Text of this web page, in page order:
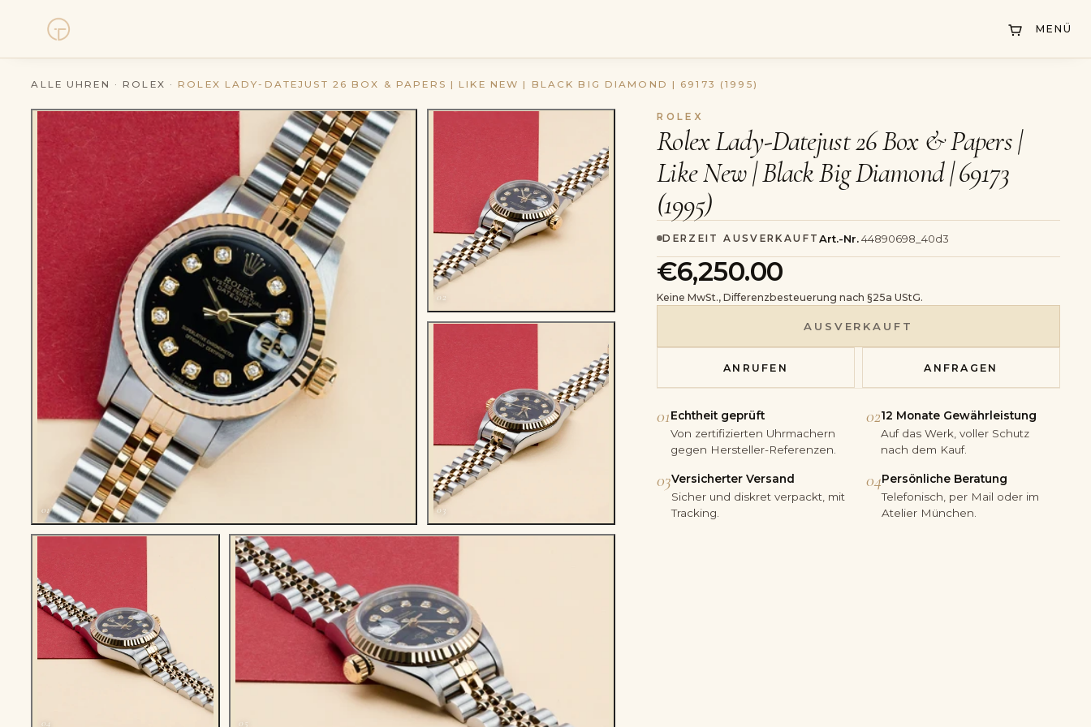
MENÜ
Uhren
Kollektionen
Uhrenankauf
Service
Geschichte
Horology Hub
Kontakt
ALLE UHREN · ROLEX · ROLEX LADY-DATEJUST 26 BOX & PAPERS | LIKE NEW | BLACK BIG DIAMOND | 69173 (1995)
01
02
03
04 05
ROLEX
Rolex Lady-Datejust 26 Box & Papers |
Like New | Black Big Diamond | 69173
(1995)
DERZEIT AUSVERKAUFT Art.-Nr. 44890698_40d3
€6,250.00
Keine MwSt., Differenzbesteuerung nach §25a UStG.
AUSVERKAUFT
ANRUFEN ANFRAGEN
01Echtheit geprüft
Von zertifizierten Uhrmachern
gegen Hersteller-Referenzen.
0212 Monate Gewährleistung
Auf das Werk, voller Schutz
nach dem Kauf.
03Versicherter Versand
Sicher und diskret verpackt, mit
Tracking.
04Persönliche Beratung
Telefonisch, per Mail oder im
Atelier München.